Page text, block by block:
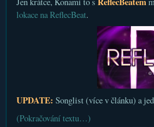
lokace na ReflecBeat.
UPDATE: Songlist (více v článku) a
(Pokračování textu…)